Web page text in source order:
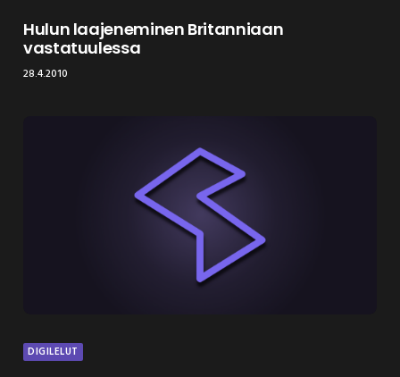
Hulun laajeneminen Britanniaan
vastatuulessa
28.4.2010
DIGILELUT